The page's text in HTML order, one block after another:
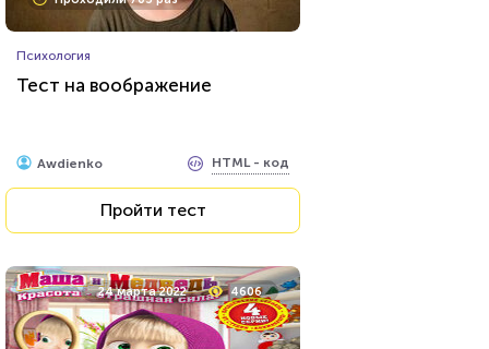
Психология
Тест на воображение
Awdienko HTML - код
Пройти тест
24 марта 2022 4606